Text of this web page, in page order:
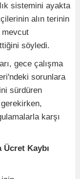
sistemini ayakta
alın terinin
mevcut
söyledi.
gece çalışma
sorunlara
sürdüren
karşı
Ücret Kaybı